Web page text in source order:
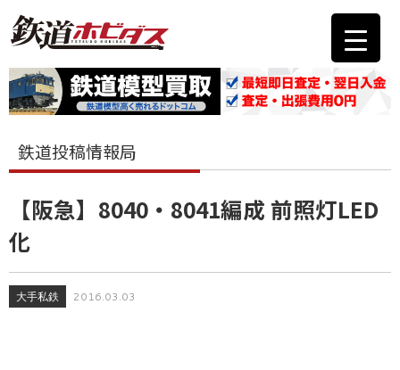
鉄道投稿情報局
【阪急】8040・8041編成 前照灯LED
化
大手私鉄 2016.03.03